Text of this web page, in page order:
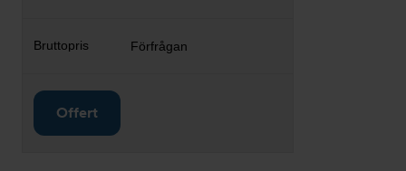
Förfrågan
Offert